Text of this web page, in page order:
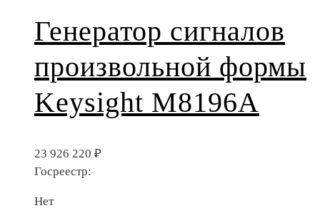
Генератор сигналов
произвольной формы
Keysight M8196A
23 926 220 ₽
Госреестр:
Нет